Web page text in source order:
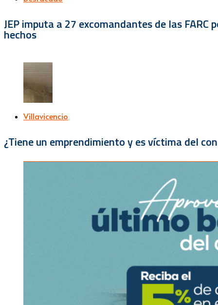
JEP imputa a 27 excomandantes de las
hechos
Villavicencio
¿Tiene un emprendimiento y es víctima del